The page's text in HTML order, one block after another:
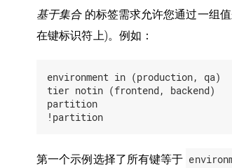
基于集合的标签需求允许您通过一组
在键标识符上)。例如：
environment in (production, qa)
tier notin (frontend, backend)
partition
第一个示例选择了所有键等于